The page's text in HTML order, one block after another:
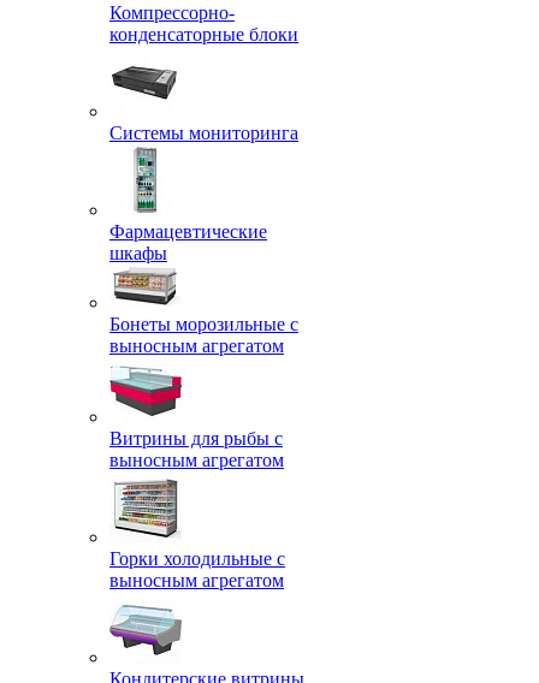
Компрессорно-
конденсаторные блоки
Системы мониторинга
Фармацевтические
шкафы
Бонеты морозильные с
выносным агрегатом
Витрины для рыбы с
выносным агрегатом
Горки холодильные с
выносным агрегатом
Кондитерские витрины